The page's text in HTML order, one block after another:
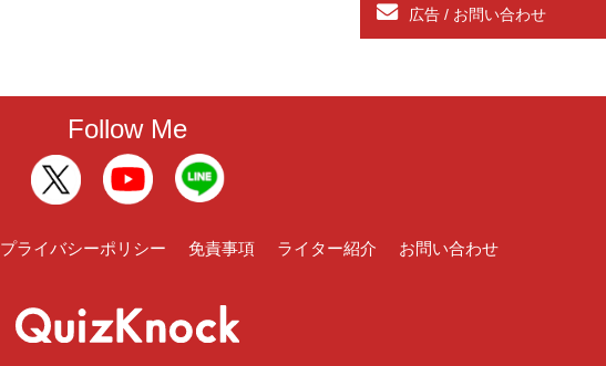
広告 / お問い合わせ
Follow Me
プライバシーポリシー 免責事項 ライター紹介 お問い合わせ